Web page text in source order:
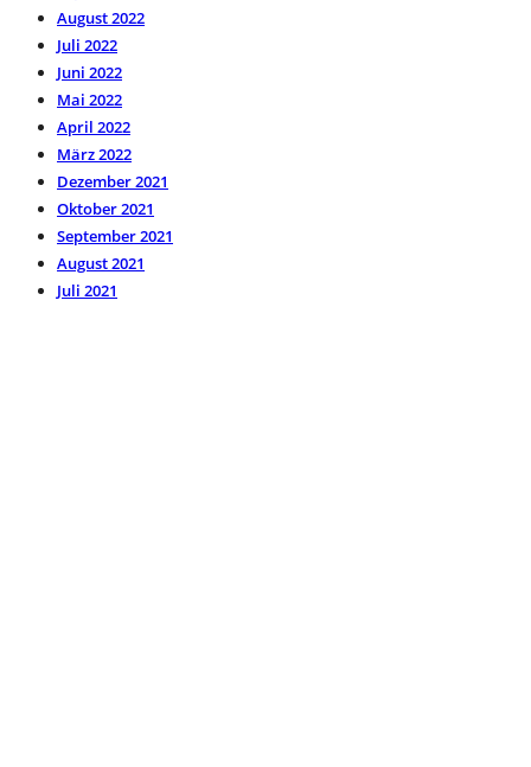
August 2022
Juli 2022
Juni 2022
Mai 2022
April 2022
März 2022
Dezember 2021
Oktober 2021
September 2021
August 2021
Juli 2021